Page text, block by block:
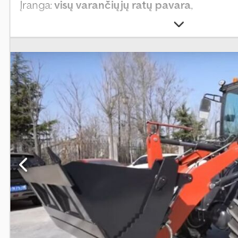
Įranga:visų varančiųjų ratų pavara,